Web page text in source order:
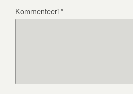
Kommenteeri*